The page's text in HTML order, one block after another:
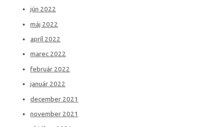
jún 2022
máj 2022
apríl 2022
marec 2022
február 2022
január 2022
december 2021
november 2021